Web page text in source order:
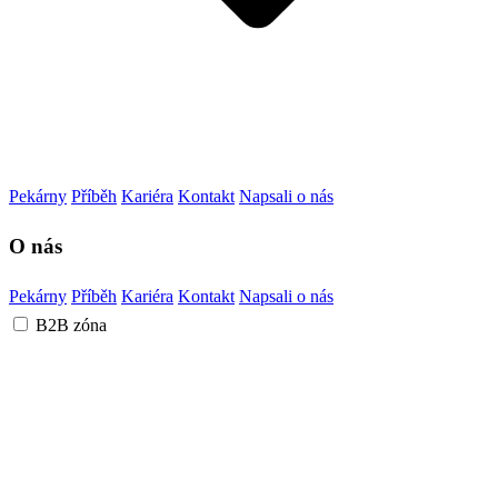
Pekárny Příběh Kariéra Kontakt Napsali o nás
O nás
Pekárny Příběh Kariéra Kontakt Napsali o nás
B2B zóna